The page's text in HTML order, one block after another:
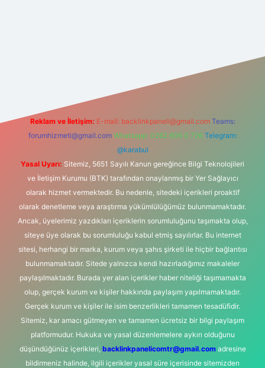
Reklam ve İletişim: E-mail: backlinkpaneli@gmail.com Teams:
forumhizmeti@gmail.com Whatsapp: 0262 606 0 726 Telegram:
@karabul
Yasal Uyarı: Sitemiz, 5651 Sayılı Kanun gereğince Bilgi Teknolojileri
ve İletişim Kurumu (BTK) tarafından onaylanmış bir Yer Sağlayıcı
olarak hizmet vermektedir. Bu nedenle, sitedeki içerikleri proaktif
olarak denetleme veya araştırma yükümlülüğümüz bulunmamaktadır.
Ancak, üyelerimiz yazdıkları içeriklerin sorumluluğunu taşımakta olup,
siteye üye olarak bu sorumluluğu kabul etmiş sayılırlar. Bu internet
sitesi, herhangi bir marka, kurum veya şahıs şirketi ile hiçbir bağlantısı
bulunmamaktadır. Sitede yalnızca kendi hazırladığımız makaleler
paylaşılmaktadır. Burada yer alan içerikler haber niteliği taşımamakta
olup, gerçek kurum ve kişiler hakkında paylaşım yapılmamaktadır.
Gerçek kurum ve kişiler ile isim benzerlikleri tamamen tesadüfidir.
Sitemiz, kar amacı gütmeyen ve tamamen ücretsiz bir bilgi paylaşım
platformudur. Hukuka ve yasal düzenlemelere aykırı olduğunu
düşündüğünüz içerikleri, backlinkpanelicomtr@gmail.comadresine
bildirmeniz halinde, ilgili içerikler yasal süre içerisinde sitemizden